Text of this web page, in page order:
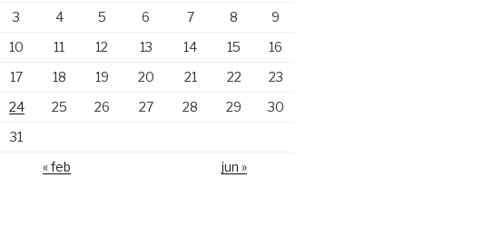
3
4 5 6 7 8
9
10
11 12 13 14 15
16
17
18 19 20 21 22
23
24
25 26 27 28 29
30
31
« feb
jun »